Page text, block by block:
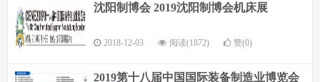
沈阳制博会 2019沈阳制博会机床展
2018-12-03 阅读(1872) 赞(0)
2019第十八届中国国际装备制造业博览会